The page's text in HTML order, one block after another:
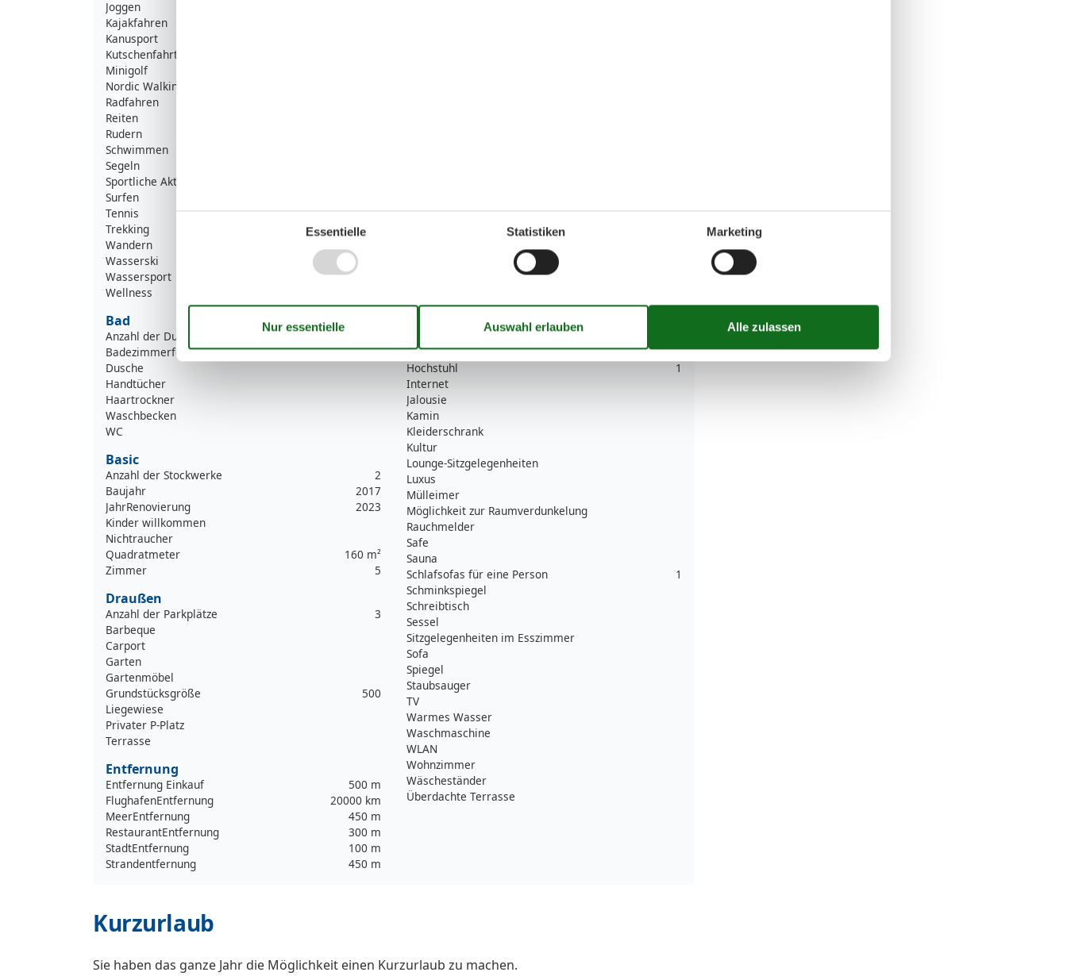
Joggen
Kajakfahren
Kanusport
Kutschenfahrten
Minigolf
Nordic Walking
Radfahren
Reiten
Rudern
Schwimmen
Segeln
Sportliche Aktivitäten
Surfen
Tennis
Trekking
Wandern
Wasserski
Wassersport
Wellness
Bad
Anzahl der Duschen
Badezimmerfenster
Dusche
Handtücher
Haartrockner
Waschbecken
WC
Basic
Anzahl der Stockwerke
2
Baujahr
2017
JahrRenovierung
2023
Kinder willkommen
Nichtraucher
Quadratmeter
160 m²
Zimmer
5
Draußen
Anzahl der Parkplätze
3
Barbeque
Carport
Garten
Gartenmöbel
Grundstücksgröße
500
Liegewiese
Privater P-Platz
Terrasse
Entfernung
Entfernung Einkauf
500 m
FlughafenEntfernung
20000 km
MeerEntfernung
450 m
RestaurantEntfernung
300 m
StadtEntfernung
100 m
Strandentfernung
450 m
Einkaufen
Fußbodenheizung
Herd
Hochstuhl
1
Internet
Jalousie
Kamin
Kleiderschrank
Kultur
Lounge-Sitzgelegenheiten
Luxus
Mülleimer
Möglichkeit zur Raumverdunkelung
Rauchmelder
Safe
Sauna
Schlafsofas für eine Person
1
Schminkspiegel
Schreibtisch
Sessel
Sitzgelegenheiten im Esszimmer
Sofa
Spiegel
Staubsauger
TV
Warmes Wasser
Waschmaschine
WLAN
Wohnzimmer
Wäscheständer
Überdachte Terrasse
Kurzurlaub
Sie haben das ganze Jahr die Möglichkeit einen Kurzurlaub zu machen.
Essentielle Statistiken Marketing